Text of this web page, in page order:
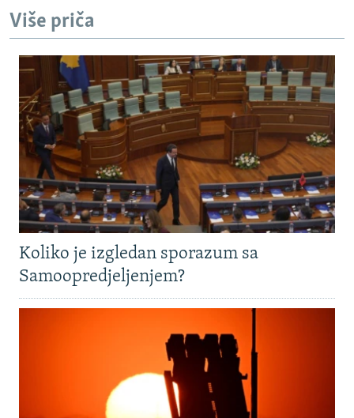
d
Više priča
Koliko je izgledan sporazum sa
Samoopredjeljenjem?